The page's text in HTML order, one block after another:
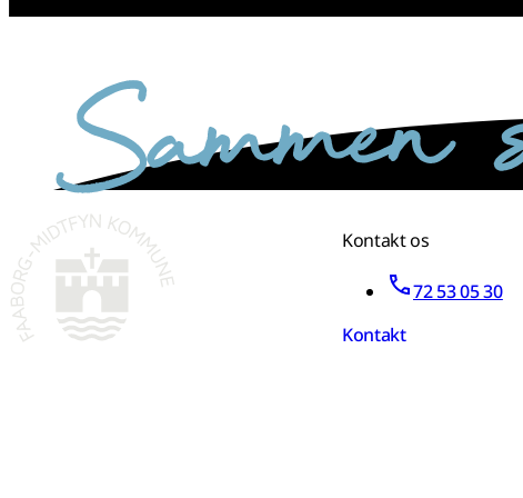
Kontakt os
72 53 05 30
Kontakt